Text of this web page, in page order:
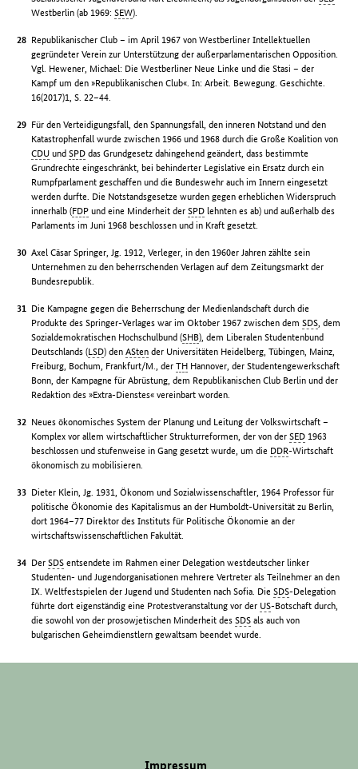
Westberlin (ab 1969:SEW).
Republikanischer Club – im April 1967 von Westberliner Intellektuellen
gegründeter Verein zur Unterstützung der außerparlamentarischen Opposition.
Vgl. Hewener, Michael: Die Westberliner Neue Linke und die Stasi – der
Kampf um den »Republikanischen Club«. In: Arbeit. Bewegung. Geschichte.
16(2017)1, S. 22–44.
Für den Verteidigungsfall, den Spannungsfall, den inneren Notstand und den
Katastrophenfall wurde zwischen 1966 und 1968 durch die Große Koalition von
CDU undSPD das Grundgesetz dahingehend geändert, dass bestimmte
Grundrechte eingeschränkt, bei behinderter Legislative ein Ersatz durch ein
Rumpfparlament geschaffen und die Bundeswehr auch im Innern eingesetzt
werden durfte. Die Notstandsgesetze wurden gegen erheblichen Widerspruch
innerhalb (FDP und eine Minderheit derSPD lehnten es ab) und außerhalb des
Parlaments im Juni 1968 beschlossen und in Kraft gesetzt.
Axel Cäsar Springer, Jg. 1912, Verleger, in den 1960er Jahren zählte sein
Unternehmen zu den beherrschenden Verlagen auf dem Zeitungsmarkt der
Bundesrepublik.
Die Kampagne gegen die Beherrschung der Medienlandschaft durch die
Produkte des Springer-Verlages war im Oktober 1967 zwischen demSDS, dem
Sozialdemokratischen Hochschulbund (SHB), dem Liberalen Studentenbund
Deutschlands (LSD) denASten der Universitäten Heidelberg, Tübingen, Mainz,
Freiburg, Bochum, Frankfurt/M., derTH Hannover, der Studentengewerkschaft
Bonn, der Kampagne für Abrüstung, dem Republikanischen Club Berlin und der
Redaktion des »Extra-Dienstes« vereinbart worden.
Neues ökonomisches System der Planung und Leitung der Volkswirtschaft –
Komplex vor allem wirtschaftlicher Strukturreformen, der von derSED 1963
beschlossen und stufenweise in Gang gesetzt wurde, um die DDR-Wirtschaft
ökonomisch zu mobilisieren.
Dieter Klein, Jg. 1931, Ökonom und Sozialwissenschaftler, 1964 Professor für
politische Ökonomie des Kapitalismus an der Humboldt-Universität zu Berlin,
dort 1964–77 Direktor des Instituts für Politische Ökonomie an der
wirtschaftswissenschaftlichen Fakultät.
DerSDS entsendete im Rahmen einer Delegation westdeutscher linker
Studenten- und Jugendorganisationen mehrere Vertreter als Teilnehmer an den
IX. Weltfestspielen der Jugend und Studenten nach Sofia. DieSDS-Delegation
führte dort eigenständig eine Protestveranstaltung vor der US-Botschaft durch,
die sowohl von der prosowjetischen Minderheit desSDS als auch von
bulgarischen Geheimdienstlern gewaltsam beendet wurde.
Impressum